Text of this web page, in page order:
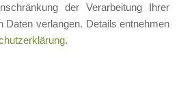
der Verarbeitung Ihrer
Daten verlangen. Details entnehmen
.